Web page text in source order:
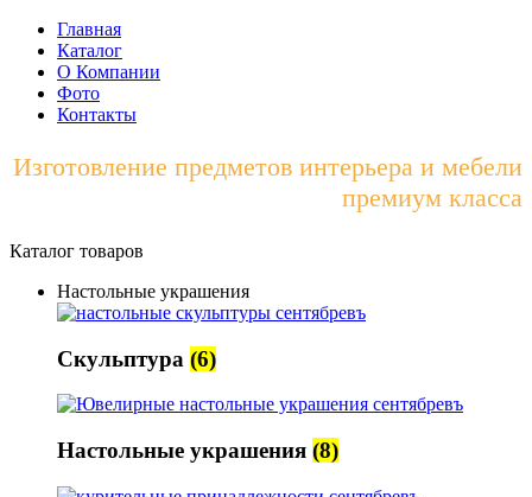
Главная
Каталог
О Компании
Фото
Контакты
Изготовление предметов интерьера и мебели
премиум класса
Каталог товаров
Настольные украшения
Скульптура (6)
Настольные украшения (8)